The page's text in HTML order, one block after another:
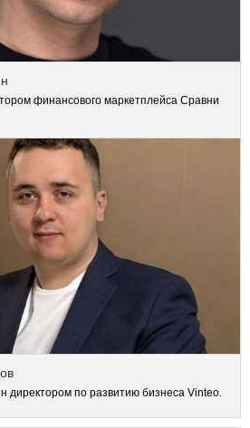
финансового маркетплейса Сравни
директором по развитию бизнеса Vinteo.